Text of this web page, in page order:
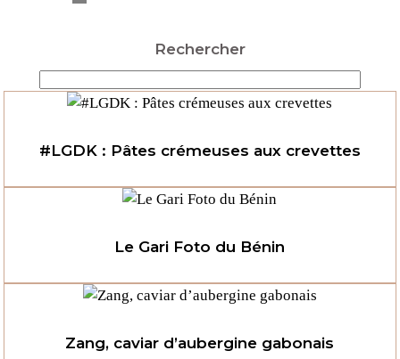
Rechercher
#LGDK : Pâtes crémeuses aux crevettes
Le Gari Foto du Bénin
Zang, caviar d’aubergine gabonais